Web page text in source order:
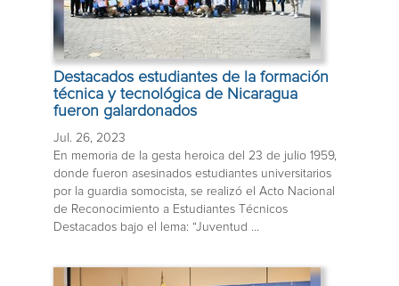
Destacados estudiantes de la formación
técnica y tecnológica de Nicaragua
fueron galardonados
Jul. 26, 2023
En memoria de la gesta heroica del 23 de julio 1959,
donde fueron asesinados estudiantes universitarios
por la guardia somocista, se realizó el Acto Nacional
de Reconocimiento a Estudiantes Técnicos
Destacados bajo el lema: “Juventud ...